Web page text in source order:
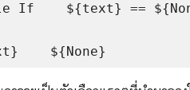
If    ${text} ==